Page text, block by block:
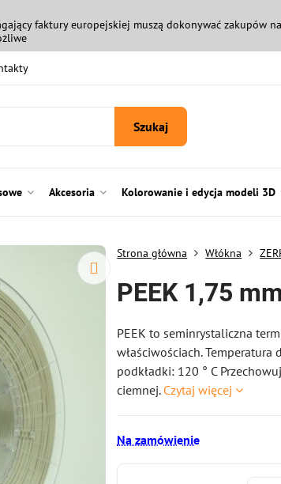
faktury europejskiej muszą dokonywać zakupów
Szukaj
Akcesoria Kolorowanie i edycja modeli 3D
Strona główna Włókna
PEEK 1,75
PEEK to seminrystaliczna
właściwościach. Temperatura
podkładki: 120 ° C
ciemnej. Czytaj więcej
Na zamówienie